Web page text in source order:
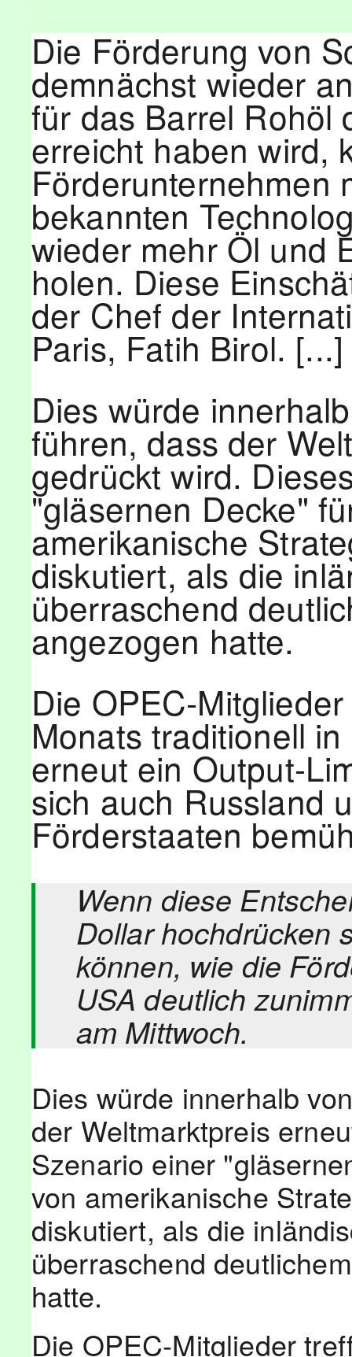
Die Förderung von
demnächst wieder
für das Barrel Rohöl
erreicht haben wird,
Förderunternehmen
bekannten
wieder mehr Öl und
holen. Diese
der Chef der
Paris, Fatih Birol. [...]
Dies würde
führen, dass der
gedrückt wird.
"gläsernen Decke"
amerikanische
diskutiert, als die
überraschend
angezogen hatte.
Die OPEC-
Monats traditionell
erneut ein Output-
sich auch Russland
Förderstaaten
Wenn diese
Dollar hochdrücken
können, wie die
USA deutlich
am Mittwoch.
Dies würde innerhalb
der Weltmarktpreis
Szenario einer
von amerikanische
diskutiert, als die
überraschend
hatte.
Die OPEC-Mitglieder